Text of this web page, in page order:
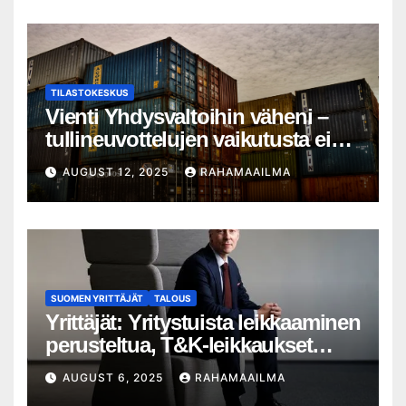
TILASTOKESKUS
Vienti Yhdysvaltoihin väheni –
tullineuvottelujen vaikutusta ei
silti näy
AUGUST 12, 2025 RAHAMAAILMA
SUOMEN YRITTÄJÄT TALOUS
Yrittäjät: Yritystuista leikkaaminen
perusteltua, T&K-leikkaukset
lyhytnäköistä kasvupolitiikkaa
AUGUST 6, 2025 RAHAMAAILMA